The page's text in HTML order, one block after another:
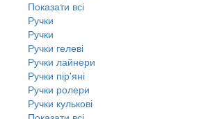
Показати всі
Ручки
Ручки
Ручки гелеві
Ручки лайнери
Ручки пір'яні
Ручки ролери
Ручки кулькові